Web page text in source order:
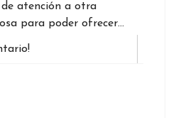
atención a otra
para poder ofrecer…